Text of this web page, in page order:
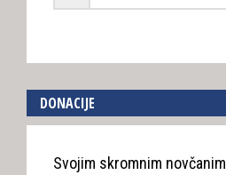
DONACIJE
Svojim skromnim novčanim